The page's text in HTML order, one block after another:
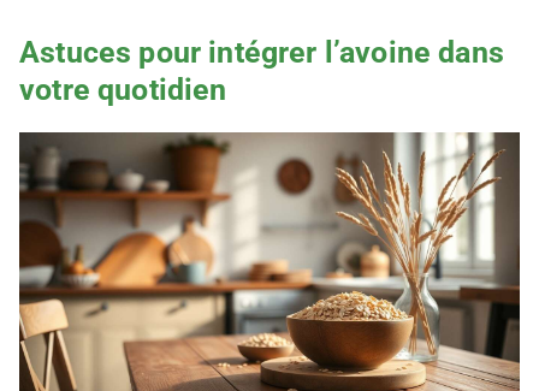
Astuces pour intégrer l’avoine dans
votre quotidien